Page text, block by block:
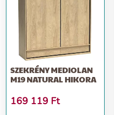
SZEKRÉNY MEDIOLAN
M19 NATURAL HIKORA
169 119 Ft